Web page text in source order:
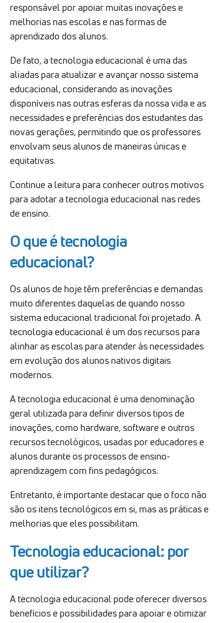
responsável por apoiar muitas inovações e
melhorias nas escolas e nas formas de
aprendizado dos alunos.
De fato, a tecnologia educacional é uma das
aliadas para atualizar e avançar nosso sistema
educacional, considerando as inovações
disponíveis nas outras esferas da nossa vida e as
necessidades e preferências dos estudantes das
novas gerações, permitindo que os professores
envolvam seus alunos de maneiras únicas e
equitativas.
Continue a leitura para conhecer outros motivos
para adotar a tecnologia educacional nas redes
de ensino.
O que é tecnologia
educacional?
Os alunos de hoje têm preferências e demandas
muito diferentes daquelas de quando nosso
sistema educacional tradicional foi projetado. A
tecnologia educacional é um dos recursos para
alinhar as escolas para atender às necessidades
em evolução dos alunos nativos digitais
modernos.
A tecnologia educacional é uma denominação
geral utilizada para definir diversos tipos de
inovações, como hardware, software e outros
recursos tecnológicos, usadas ​​por educadores e
alunos durante os processos de ensino-
aprendizagem com fins pedagógicos.
Entretanto, é importante destacar que o foco não
são os itens tecnológicos em si, mas as práticas e
melhorias que eles possibilitam.
Tecnologia educacional: por
que utilizar?
A tecnologia educacional pode oferecer diversos
benefícios e possibilidades para apoiar e otimizar